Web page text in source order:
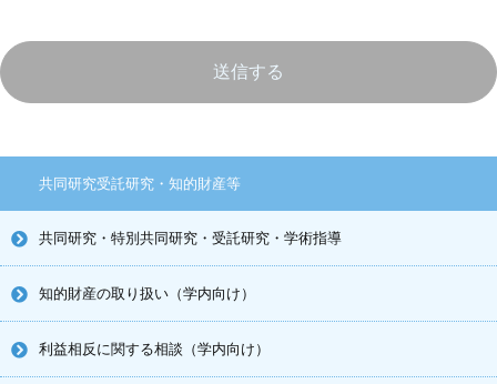
共同研究受託研究・知的財産等
共同研究・特別共同研究・受託研究・学術指導
知的財産の取り扱い（学内向け）
利益相反に関する相談（学内向け）